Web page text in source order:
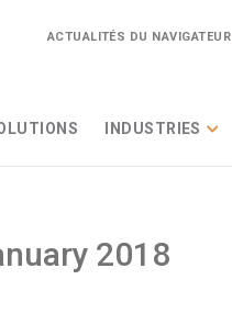
ACTUALITÉS DU NAVIGATEUR
INDUSTRIES
2018